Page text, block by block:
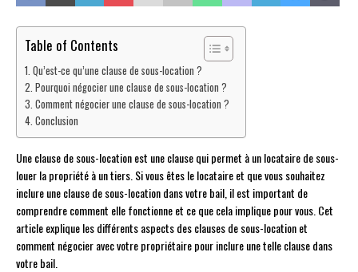
Table of Contents
Qu’est-ce qu’une clause de sous-location ?
Pourquoi négocier une clause de sous-location ?
Comment négocier une clause de sous-location ?
Conclusion
Une clause de sous-location est une clause qui permet à un locataire de sous-
louer la propriété à un tiers. Si vous êtes le locataire et que vous souhaitez
inclure une clause de sous-location dans votre bail, il est important de
comprendre comment elle fonctionne et ce que cela implique pour vous. Cet
article explique les différents aspects des clauses de sous-location et
comment négocier avec votre propriétaire pour inclure une telle clause dans
votre bail.